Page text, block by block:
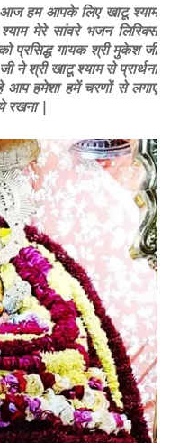
आज हम आपके लिए खाटू श्याम
मेरे सांवरे भजन लिरिक्स
गायक श्री मुकेश जी
श्री खाटू श्याम से प्रार्थना
आप हमेशा हमें चरणों से लगाए
रखना |